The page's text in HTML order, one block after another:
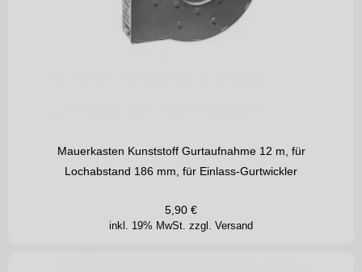
Mauerkasten Kunststoff Gurtaufnahme 12 m, für
Lochabstand 186 mm, für Einlass-Gurtwickler
inkl. 19% MwSt. zzgl. Versand
5,90 €